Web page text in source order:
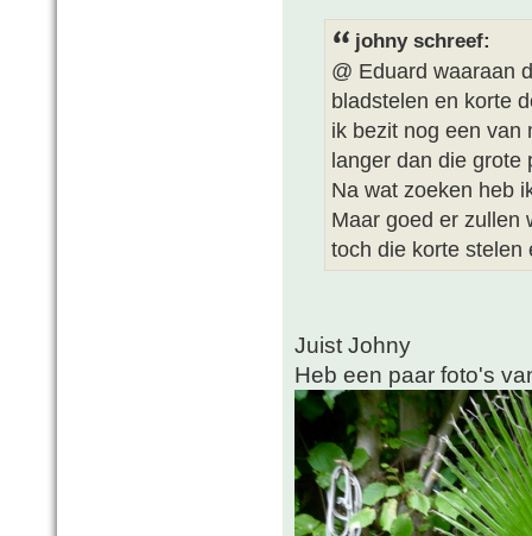
johny schreef:
@ Eduard waaraan
bladstelen en korte
ik bezit nog een van
langer dan die grote
Na wat zoeken heb
Maar goed er zullen
toch die korte stelen
Juist Johny
Heb een paar foto's